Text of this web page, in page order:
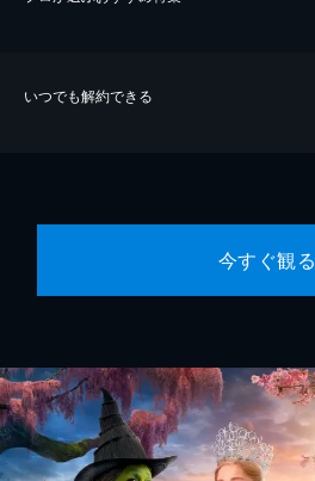
いつでも解約できる
今すぐ観る